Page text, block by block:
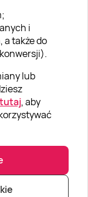
i
a także do
lub
, aby
20